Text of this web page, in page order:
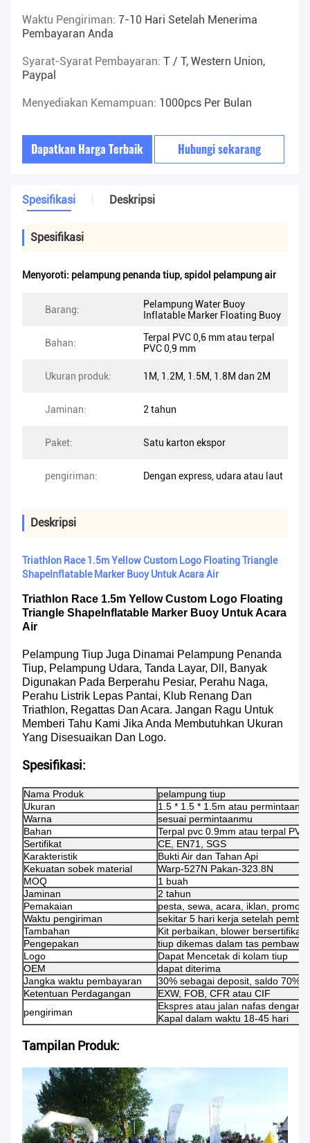
Waktu Pengiriman: 7-10 Hari Setelah Menerima
Pembayaran Anda
Syarat-Syarat Pembayaran: T / T, Western Union,
Paypal
Menyediakan Kemampuan: 1000pcs Per Bulan
Dapatkan Harga Terbaik Hubungi sekarang
Spesifikasi Deskripsi
Spesifikasi
Menyoroti: pelampung penanda tiup,spidol pelampung air
Barang:
Pelampung Water Buoy
Inflatable Marker Floating Buoy
Bahan:
Terpal PVC 0,6 mm atau terpal
PVC 0,9 ​​mm
Ukuran produk: 1M, 1.2M, 1.5M, 1.8M dan 2M
Jaminan: 2 tahun
Paket: Satu karton ekspor
pengiriman: Dengan express, udara atau laut
Deskripsi
Triathlon Race 1.5m Yellow Custom Logo Floating Triangle
ShapeInflatable Marker Buoy Untuk Acara Air
Triathlon Race 1.5m Yellow Custom Logo Floating
Triangle ShapeInflatable Marker Buoy Untuk Acara
Air
Pelampung Tiup Juga Dinamai Pelampung Penanda
Tiup, Pelampung Udara, Tanda Layar, Dll, Banyak
Digunakan Pada Berperahu Pesiar, Perahu Naga,
Perahu Listrik Lepas Pantai, Klub Renang Dan
Triathlon, Regattas Dan Acara. Jangan Ragu Untuk
Memberi Tahu Kami Jika Anda Membutuhkan Ukuran
Yang Disesuaikan Dan Logo.
Spesifikasi:
Nama Produk
pelampung tiup
Ukuran
1.5 * 1.5 * 1.5m atau permintaan
Warna
sesuai permintaanmu
Bahan
Terpal pvc 0.9mm atau terpal
Sertifikat
CE, EN71, SGS
Karakteristik
Bukti Air dan Tahan Api
Kekuatan sobek material
Warp-527N Pakan-323.8N
MOQ
1 buah
Jaminan
2 tahun
Pemakaian
pesta, sewa, acara, iklan, promosi
Waktu pengiriman
sekitar 5 hari kerja setelah
Tambahan
Kit perbaikan, blower bersertifikat
Pengepakan
tiup dikemas dalam tas pembawa
Logo
Dapat Mencetak di kolam tiup
OEM
dapat diterima
Jangka waktu pembayaran
30% sebagai deposit, saldo 70%
Ketentuan Perdagangan
EXW, FOB, CFR atau CIF
pengiriman
Ekspres atau jalan nafas dengan
Kapal dalam waktu 18-45 hari
Tampilan Produk: